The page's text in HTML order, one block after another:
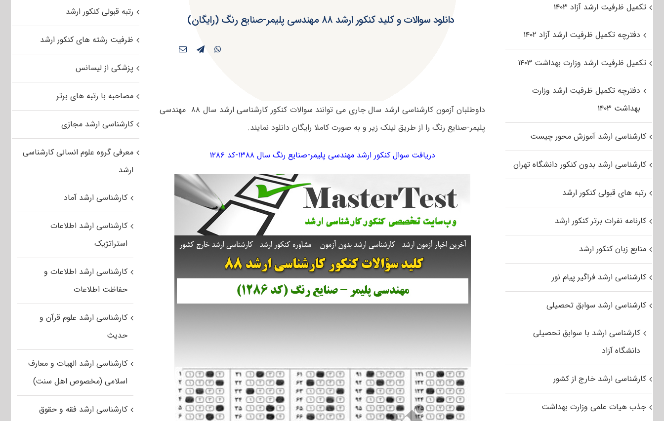
دانلود سوالات و کلید کنکور ارشد ۸۸ مهندسی پلیمر-صنایع رنگ (رایگان)
داوطلبان آزمون کارشناسی ارشد سال جاری می توانند سوالات کنکور کارشناسی ارشد سال ۸۸ مهندسی
پلیمر-صنایع رنگ را از طریق لینک زیر و به صورت کاملا رایگان دانلود نمایند.
دریافت سوال کنکور ارشد مهندسی پلیمر-صنایع رنگ سال ۱۳۸۸-کد ۱۲۸۶
رتبه قبولی کنکور ارشد
ظرفیت رشته های کنکور ارشد
پزشکی از لیسانس
مصاحبه با رتبه های برتر
کارشناسی ارشد مجازی
معرفی گروه علوم انسانی کارشناسی
ارشد
کارشناسی ارشد آماد
کارشناسی ارشد اطلاعات
استراتژیک
کارشناسی ارشد اطلاعات و
حفاظت اطلاعات
کارشناسی ارشد علوم قرآن و
حدیث
کارشناسی ارشد الهیات و معارف
اسلامی (مخصوص اهل سنت)
کارشناسی ارشد فقه و حقوق
تکمیل ظرفیت ارشد آزاد ۱۴۰۳
دفترچه تکمیل ظرفیت ارشد آزاد ۱۴۰۲
تکمیل ظرفیت ارشد وزارت بهداشت ۱۴۰۳
دفترچه تکمیل ظرفیت ارشد وزارت
بهداشت ۱۴۰۳
کارشناسی ارشد آموزش محور چیست
کارشناسی ارشد بدون کنکور دانشگاه تهران
رتبه های قبولی کنکور ارشد
کارنامه نفرات برتر کنکور ارشد
منابع زبان کنکور ارشد
کارشناسی ارشد فراگیر پیام نور
کارشناسی ارشد سوابق تحصیلی
کارشناسی ارشد با سوابق تحصیلی
دانشگاه آزاد
کارشناسی ارشد خارج از کشور
جذب هیات علمی وزارت بهداشت